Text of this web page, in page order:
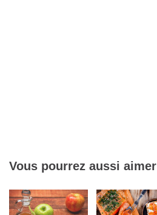
Vous pourrez aussi aimer